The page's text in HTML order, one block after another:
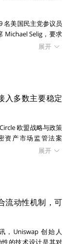
密货币交易平
们不打算在短
，CEO Staley承
融行业的潜在影
仍然对该技术持
家韩国公司在
非法。首尔数字
名美国民主党参议员
Michael Selig，要求
合约可能鼓励纵火、
及，Polymarket 曾
野火，相关市场使
应在明年野火季
立防护措施。近期预
密歇根州相关案件
展开
入多数主要稳定
欧盟战略与政策
资产市场监管法案
种电子货币代币发
指出，MiCA
通过该框架要求，其
于未受保护或无法
处理该问题，并为外
、金融服务和资本
现行框架是否仍适
展开
流动性机制，可
，Uniswap 创始人
的技术设计是其对